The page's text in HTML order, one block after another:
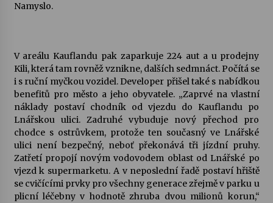
Namyslo.
V areálu Kauflandu pak zaparkuje 224 aut a u prodejny
Kili, která tam rovněž vznikne, dalších sedmnáct. Počítá se
i s ruční myčkou vozidel. Developer přišel také s nabídkou
benefitů pro město a jeho obyvatele. „Zaprvé na vlastní
náklady postaví chodník od vjezdu do Kauflandu po
Lnářskou ulici. Zadruhé vybuduje nový přechod pro
chodce s ostrůvkem, protože ten současný ve Lnářské
ulici není bezpečný, neboť překonává tři jízdní pruhy.
Zatřetí propojí novým vodovodem oblast od Lnářské po
vjezd k supermarketu. A v neposlední řadě postaví hřiště
se cvičícími prvky pro všechny generace zřejmě v parku u
plicní léčebny v hodnotě zhruba dvou milionů korun,“